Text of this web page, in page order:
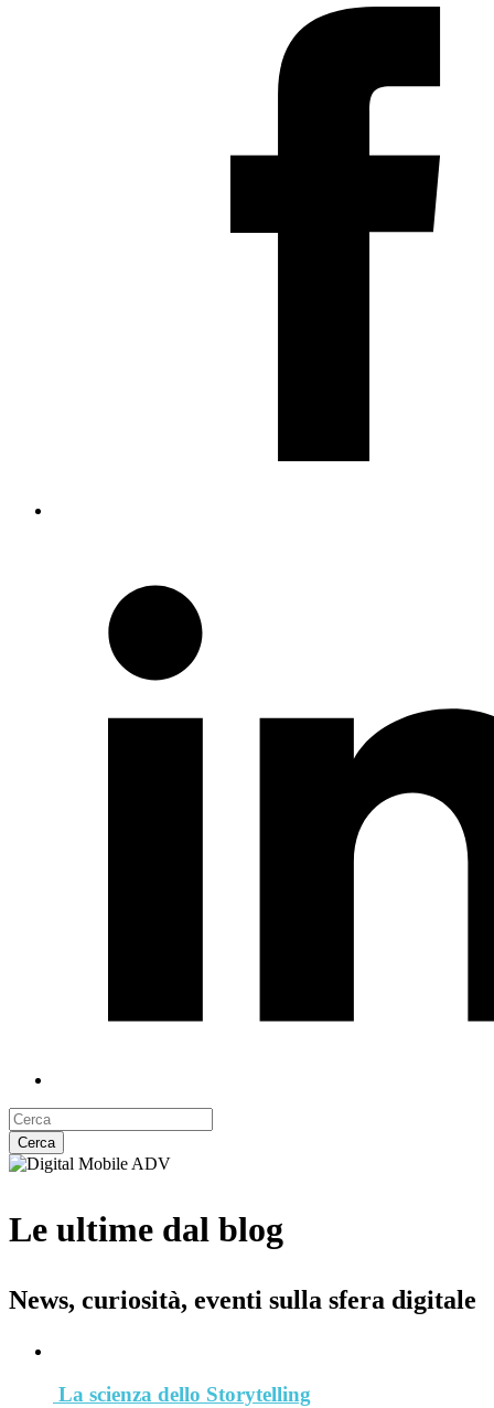
Cerca
Le ultime dal blog
News, curiosità, eventi sulla sfera digitale
La scienza dello Storytelling